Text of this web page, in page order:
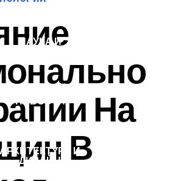
НАУКА И
НОВОСТИ
АРХИТЕКТУРА И
ДИЗАЙН
На
В